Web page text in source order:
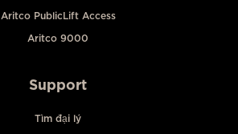
Aritco PublicLift Access
Aritco 9000
Support
Tìm đại lý